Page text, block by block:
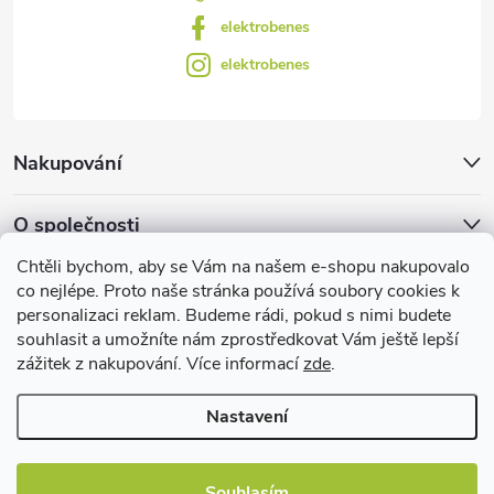
Chtěli bychom, aby se Vám na našem e-shopu nakupovalo
co nejlépe. Proto naše stránka používá soubory cookies k
personalizaci reklam. Budeme rádi, pokud s nimi budete
souhlasit a umožníte nám zprostředkovat Vám ještě lepší
zážitek z nakupování. Více informacízde.
Nastavení
Nakupování
O společnosti
Facebook
elektrobenes
elektrobenes
Užitečné informace